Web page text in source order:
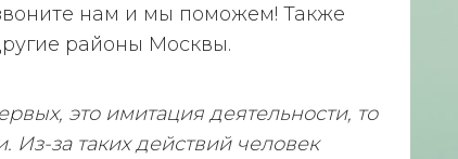
нам и мы поможем! Также
районы Москвы.
это имитация деятельности, то
Из-за таких действий человек